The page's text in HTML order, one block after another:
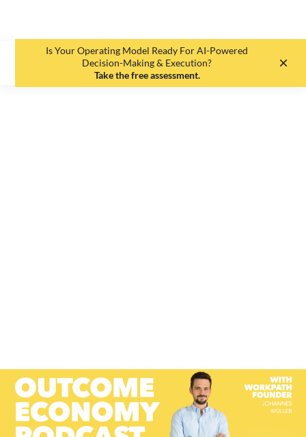
Is Your Operating Model Ready For AI-Powered
Decision-Making & Execution?
Take the free assessment.